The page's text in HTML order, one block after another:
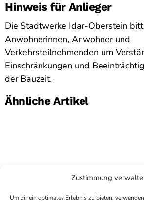
Zustimmung
Um dir ein optimales Erlebnis zu bieten,
Hinweis für Anlieger
Die Stadtwerke Idar-Oberstein
Anwohnerinnen, Anwohner und
Verkehrsteilnehmenden um
Einschränkungen und
der Bauzeit.
Ähnliche Artikel